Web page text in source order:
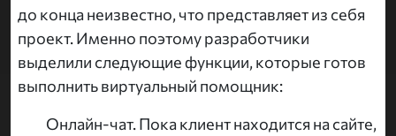
до конца неизвестно, что представляет из себя
проект. Именно поэтому разработчики
выделили следующие функции, которые готов
выполнить виртуальный помощник:
Онлайн-чат. Пока клиент находится на сайте,